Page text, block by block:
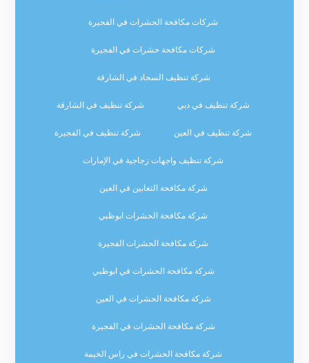
شركات مكافحة الحشرات في الفجيرة
شركات مكافحة حشرات في الفجيرة
شركة تنظيف السجاد في الشارقة
شركة تنظيف في دبي شركة تنظيف في الشارقة
شركة تنظيف في العين شركة تنظيف في الفجيرة
شركة تنظيف واجهات زجاجية في الإمارات
شركة مكافحة الثعابين في العين
شركة مكافحة الحشرات ابوظبي
شركة مكافحة الحشرات الفجيرة
شركة مكافحة الحشرات في ابوظبي
شركة مكافحة الحشرات في العين
شركة مكافحة الحشرات في الفجيرة
شركة مكافحة الحشرات في راس الخيمة